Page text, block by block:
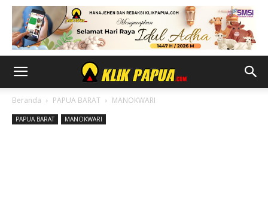
Beranda PAPUA BARAT MANOKWARI
PAPUA BARAT MANOKWARI